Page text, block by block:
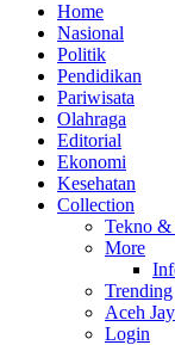
Home
Nasional
Politik
Pendidikan
Pariwisata
Olahraga
Editorial
Ekonomi
Kesehatan
Collection
Tekno &
More
Trending
Aceh
Login